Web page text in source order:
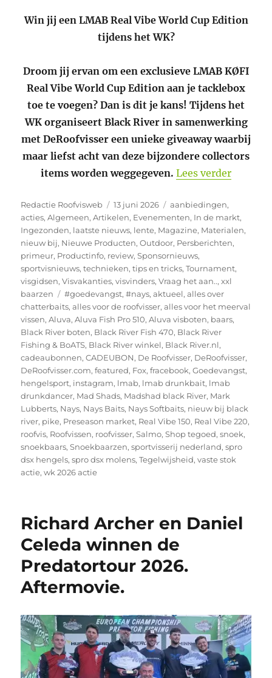
Win jij een LMAB Real Vibe World Cup Edition
tijdens het WK?
Droom jij ervan om een exclusieve LMAB KØFI
Real Vibe World Cup Edition aan je tacklebox
toe te voegen? Dan is dit je kans! Tijdens het
WK organiseert Black River in samenwerking
met DeRoofvisser een unieke giveaway waarbij
maar liefst acht van deze bijzondere collectors
items worden weggegeven. Lees verder“Win jij
Auteur
Redactie Roofvisweb
Geplaatst
op
13 juni 2026 Categorieën
aanbiedingen,
acties,Algemeen,Artikelen, Evenementen, In de markt,
Ingezonden, laatste nieuws, lente, Magazine, Materialen,
nieuw bij, Nieuwe Producten,Outdoor, Persberichten,
primeur, Productinfo, review,Sponsornieuws,
sportvisnieuws,technieken,tips en tricks,Tournament,
visgidsen,Visvakanties,visvinders,Vraag het aan..,xxl
baarzen
Tags
#goedevangst,#nays,aktueel,alles over
chatterbaits,alles voor de roofvisser,alles voor het meerval
vissen,Aluva,Aluva Fish Pro 510,Aluva visboten, baars,
Black River boten, Black River Fish 470, Black River
Fishing & BoATS, Black River winkel, Black River.nl,
cadeaubonnen,CADEUBON, De Roofvisser, DeRoofvisser,
DeRoofvisser.com,featured, Fox,fracebook,Goedevangst,
hengelsport, instagram, lmab, lmab drunkbait, lmab
drunkdancer, Mad Shads, Madshad black River, Mark
Lubberts, Nays, Nays Baits, Nays Softbaits, nieuw bij black
river, pike, Preseason market, Real Vibe 150, Real Vibe 220,
roofvis, Roofvissen, roofvisser,Salmo,Shop tegoed,snoek,
snoekbaars,Snoekbaarzen,sportvisserij nederland,spro
dsx hengels,spro dsx molens,Tegelwijsheid,vaste stok
actie,wk 2026 actie
Richard Archer en Daniel
Celeda winnen de
Predatortour 2026.
Aftermovie.